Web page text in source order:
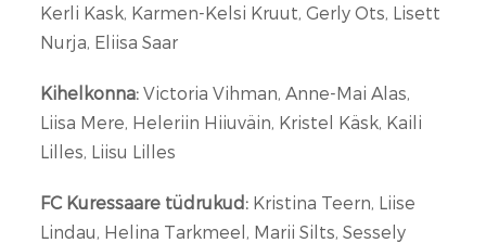
Kerli Kask, Karmen-Kelsi Kruut, Gerly Ots, Lisett
Nurja, Eliisa Saar
Kihelkonna: Victoria Vihman, Anne-Mai Alas,
Liisa Mere, Heleriin Hiiuväin, Kristel Käsk, Kaili
Lilles, Liisu Lilles
FC Kuressaare tüdrukud: Kristina Teern, Liise
Lindau, Helina Tarkmeel, Marii Silts, Sessely